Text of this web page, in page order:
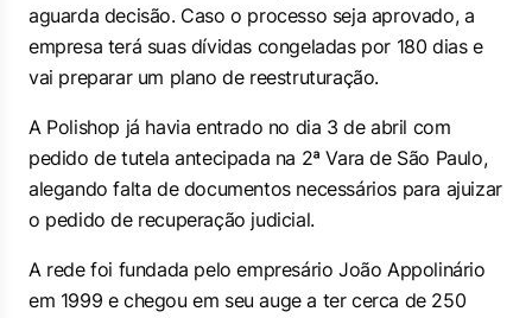
aguarda decisão. Caso o processo seja aprovado, a
empresa terá suas dívidas congeladas por 180 dias e
vai preparar um plano de reestruturação.
A Polishop já havia entrado no dia 3 de abril com
pedido de tutela antecipada na 2ª Vara de São Paulo,
alegando falta de documentos necessários para ajuizar
o pedido de recuperação judicial.
A rede foi fundada pelo empresário João Appolinário
em 1999 e chegou em seu auge a ter cerca de 250